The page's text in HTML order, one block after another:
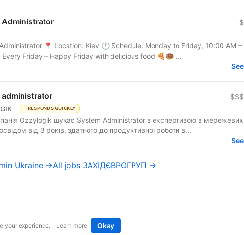
Administrator $
📍 Location: Kiev 🕐 Schedule: Monday to Friday, 10:00 AM –
Friday – Happy Friday with delicious food 🍕🍩 ...
See
administrator
RESPONDS QUICKLY
$$$
Ozzylogik шукає System Administrator з експертизою в мережевих
від 3 років, здатного до продуктивної роботи в...
See
Ukraine →All jobs ЗАХІДЄВРОГРУП →
of Use Suggest an idea Remote tech jobs in Europe
your experience. Learn more Okay